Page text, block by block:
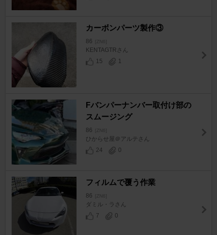
カーボンパーツ製作③
86 [ZN6]
KENTAGTRさん
15
1
Fバンパーナンバー取付け部の
スムージング
86 [ZN6]
ひからせ屋＠アルテさん
24
0
フィルムで覆う作業
86 [ZN6]
ダミル・ラさん
7
0